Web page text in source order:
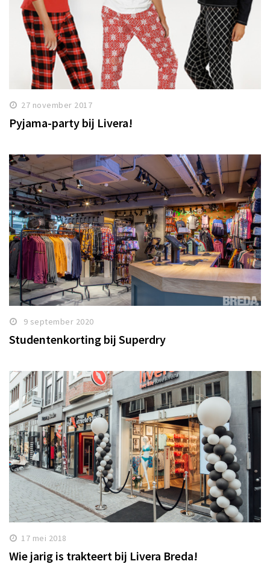
27 november 2017
Pyjama-party bij Livera!
9 september 2020
Studentenkorting bij Superdry
17 mei 2018
Wie jarig is trakteert bij Livera Breda!